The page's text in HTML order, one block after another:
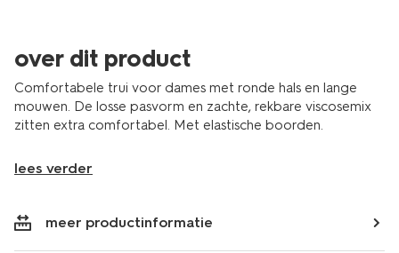
over dit product
Comfortabele trui voor dames met ronde hals en lange
mouwen. De losse pasvorm en zachte, rekbare viscosemix
zitten extra comfortabel. Met elastische boorden.
lees verder
meer productinformatie